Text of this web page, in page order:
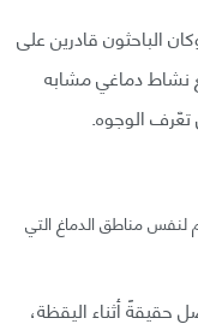
الباحثون قادرين على
نشاط دماغي مشابه
تعّرف الوجوه.
لنفس مناطق الدماغ التي
أثناء اليقظة،